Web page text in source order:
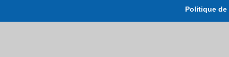
Politique